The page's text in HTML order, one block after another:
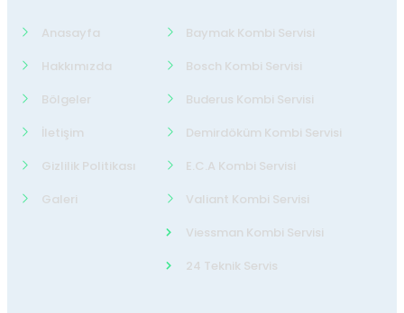
Anasayfa
Hakkımızda
Bölgeler
İletişim
Gizlilik Politikası
Galeri
Baymak Kombi Servisi
Bosch Kombi Servisi
Buderus Kombi Servisi
Demirdöküm Kombi Servisi
E.C.A Kombi Servisi
Valiant Kombi Servisi
Viessman Kombi Servisi
24 Teknik Servis